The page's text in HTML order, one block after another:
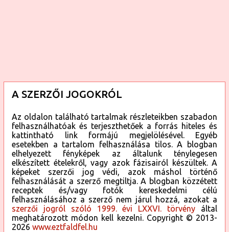
A SZERZŐI JOGOKRÓL
Az oldalon található tartalmak részleteikben szabadon
felhasználhatóak és terjeszthetőek a forrás hiteles és
kattintható link formájú megjelölésével. Egyéb
esetekben a tartalom felhasználása tilos. A blogban
elhelyezett fényképek az általunk ténylegesen
elkészített ételekről, vagy azok fázisairól készültek. A
képeket szerzői jog védi, azok máshol történő
felhasználását a szerző megtiltja. A blogban közzétett
receptek és/vagy fotók kereskedelmi célú
felhasználásához a szerző nem járul hozzá, azokat a
szerzői jogról szóló 1999. évi LXXVI. törvény által
meghatározott módon kell kezelni. Copyright © 2013-
2026 www.eztfaldfel.hu